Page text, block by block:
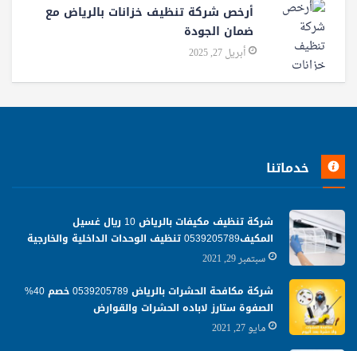
أرخص شركة تنظيف خزانات بالرياض مع
ضمان الجودة
أبريل 27, 2025
خدماتنا
شركة تنظيف مكيفات بالرياض 10 ريال غسيل
المكيف0539205789 تنظيف الوحدات الداخلية والخارجية
سبتمبر 29, 2021
شركة مكافحة الحشرات بالرياض 0539205789 خصم 40%
الصفوة ستارز لاباده الحشرات والقوارض
مايو 27, 2021